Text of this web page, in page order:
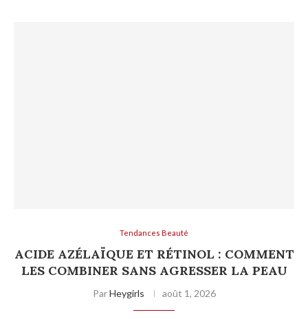
Tendances Beauté
ACIDE AZÉLAÏQUE ET RÉTINOL : COMMENT
LES COMBINER SANS AGRESSER LA PEAU
ParHeygirls août 1, 2026